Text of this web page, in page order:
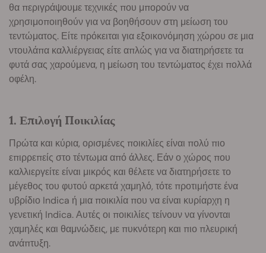
θα περιγράψουμε τεχνικές που μπορούν να
χρησιμοποιηθούν για να βοηθήσουν στη μείωση του
τεντώματος. Είτε πρόκειται για εξοικονόμηση χώρου σε μια
ντουλάπα καλλιέργειας είτε απλώς για να διατηρήσετε τα
φυτά σας χαρούμενα, η μείωση του τεντώματος έχει πολλά
οφέλη.
1. Επιλογή Ποικιλίας
Πρώτα και κύρια, ορισμένες ποικιλίες είναι πολύ πιο
επιρρεπείς στο τέντωμα από άλλες. Εάν ο χώρος που
καλλιεργείτε είναι μικρός και θέλετε να διατηρήσετε το
μέγεθος του φυτού αρκετά χαμηλό, τότε προτιμήστε ένα
υβρίδιο Indica ή μια ποικιλία που να είναι κυρίαρχη η
γενετική Indica. Αυτές οι ποικιλίες τείνουν να γίνονται
χαμηλές και θαμνώδεις, με πυκνότερη και πιο πλευρική
ανάπτυξη.